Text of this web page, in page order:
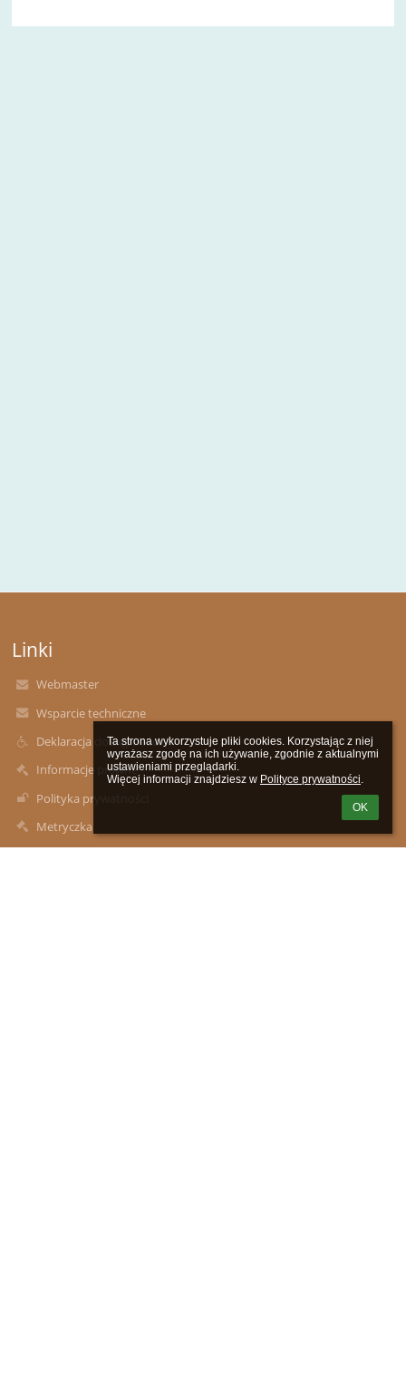
Ta strona wykorzystuje pliki cookies. Korzystając z niej
wyrażasz zgodę na ich używanie, zgodnie z aktualnymi
ustawieniami przeglądarki.
Więcej informacji znajdziesz w Polityce prywatności.
OK
Linki
Webmaster
Wsparcie techniczne
Deklaracja dostępności
Informacje prawne
Polityka prywatności
Metryczka